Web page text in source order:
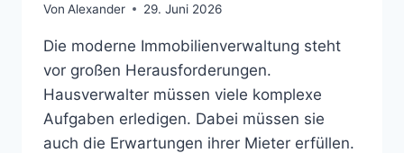
Von Alexander 29. Juni 2026
Die moderne Immobilienverwaltung steht
vor großen Herausforderungen.
Hausverwalter müssen viele komplexe
Aufgaben erledigen. Dabei müssen sie
auch die Erwartungen ihrer Mieter erfüllen.